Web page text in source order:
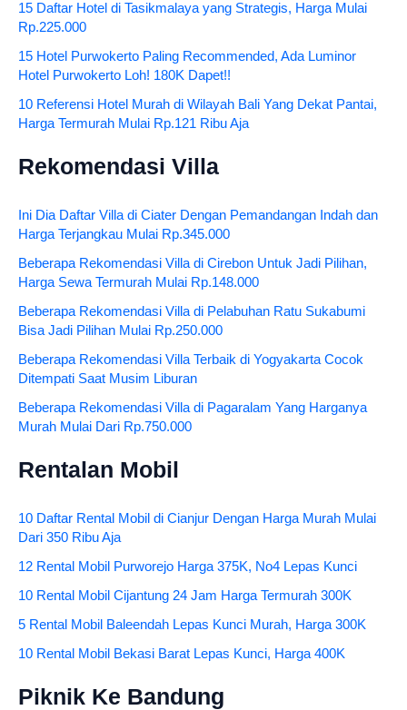
15 Daftar Hotel di Tasikmalaya yang Strategis, Harga Mulai
Rp.225.000
15 Hotel Purwokerto Paling Recommended, Ada Luminor
Hotel Purwokerto Loh! 180K Dapet!!
10 Referensi Hotel Murah di Wilayah Bali Yang Dekat Pantai,
Harga Termurah Mulai Rp.121 Ribu Aja
Rekomendasi Villa
Ini Dia Daftar Villa di Ciater Dengan Pemandangan Indah dan
Harga Terjangkau Mulai Rp.345.000
Beberapa Rekomendasi Villa di Cirebon Untuk Jadi Pilihan,
Harga Sewa Termurah Mulai Rp.148.000
Beberapa Rekomendasi Villa di Pelabuhan Ratu Sukabumi
Bisa Jadi Pilihan Mulai Rp.250.000
Beberapa Rekomendasi Villa Terbaik di Yogyakarta Cocok
Ditempati Saat Musim Liburan
Beberapa Rekomendasi Villa di Pagaralam Yang Harganya
Murah Mulai Dari Rp.750.000
Rentalan Mobil
10 Daftar Rental Mobil di Cianjur Dengan Harga Murah Mulai
Dari 350 Ribu Aja
12 Rental Mobil Purworejo Harga 375K, No4 Lepas Kunci
10 Rental Mobil Cijantung 24 Jam Harga Termurah 300K
5 Rental Mobil Baleendah Lepas Kunci Murah, Harga 300K
10 Rental Mobil Bekasi Barat Lepas Kunci, Harga 400K
Piknik Ke Bandung